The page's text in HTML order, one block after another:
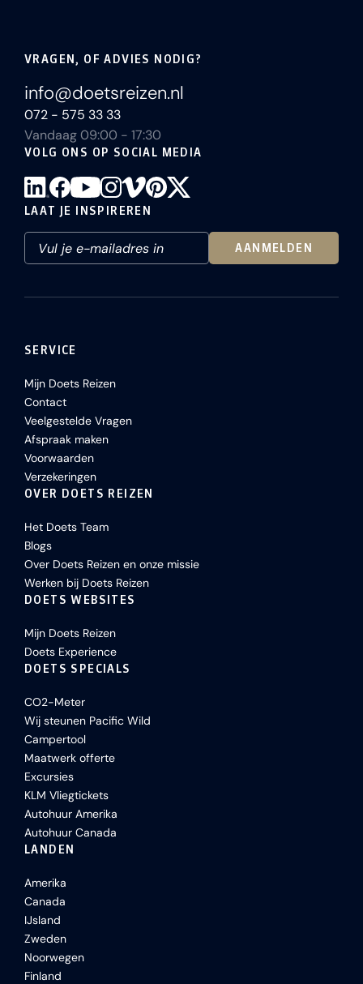
VRAGEN, OF ADVIES NODIG?
info@doetsreizen.nl
072 - 575 33 33
Vandaag 09:00 - 17:30
VOLG ONS OP SOCIAL MEDIA
LAAT JE INSPIREREN
AANMELDEN
SERVICE
Mijn Doets Reizen
Contact
Veelgestelde Vragen
Afspraak maken
Voorwaarden
Verzekeringen
OVER DOETS REIZEN
Het Doets Team
Blogs
Over Doets Reizen en onze missie
Werken bij Doets Reizen
DOETS WEBSITES
Mijn Doets Reizen
Doets Experience
DOETS SPECIALS
CO2-Meter
Wij steunen Pacific Wild
Campertool
Maatwerk offerte
Excursies
KLM Vliegtickets
Autohuur Amerika
Autohuur Canada
LANDEN
Amerika
Canada
IJsland
Zweden
Noorwegen
Finland